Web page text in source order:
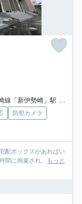
新伊勢崎」駅 徒歩30分
防犯カメラ
配ボックスがあればい
間に拘束され... もっと